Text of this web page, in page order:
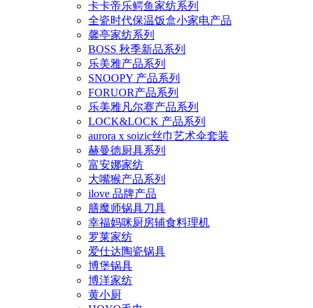
卡卡帝乐鳄鱼家纺系列
全瓷时代保温饭盒小家电产品
馨亭家纺系列
BOSS 秋季新品系列
乐美雅产品系列
SNOOPY 产品系列
FORUOR产品系列
乐美雅凡尔赛产品系列
LOCK&LOCK 产品系列
aurora x soizic丝巾艺术伞套装
赫曼德厨具系列
富安娜家纺
大嘴猴产品系列
ilove 品牌产品
膳魔师锅具刀具
幸福妈咪厨房辅食料理机
罗莱家纺
爱仕达陶瓷锅具
博堡锅具
博洋家纺
黄小厨